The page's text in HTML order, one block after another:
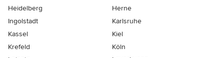
Heidelberg
Herne
Ingolstadt
Karlsruhe
Kassel
Kiel
Krefeld
Köln